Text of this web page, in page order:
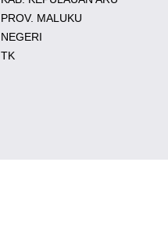
PROV. MALUKU
NEGERI
TK